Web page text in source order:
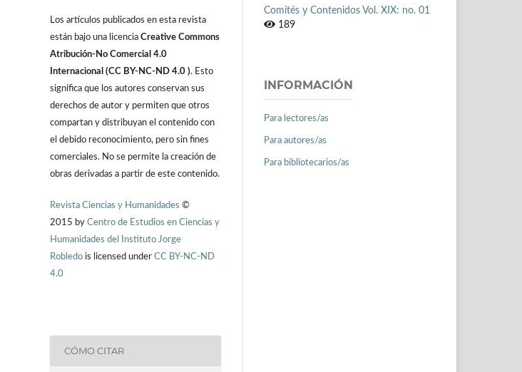
Los artículos publicados en esta revista
están bajo una licencia Creative Commons
Atribución-No Comercial 4.0
Internacional (CC BY-NC-ND 4.0 ). Esto
significa que los autores conservan sus
derechos de autor y permiten que otros
compartan y distribuyan el contenido con
el debido reconocimiento, pero sin fines
comerciales. No se permite la creación de
obras derivadas a partir de este contenido.
Revista Ciencias y Humanidades ©
2015 by Centro de Estudios en Ciencias y
Humanidades del Instituto Jorge
Robledo is licensed under CC BY-NC-ND
4.0
CÓMO CITAR
Comités y Contenidos Vol. XIX: no. 01
189
INFORMACIÓN
Para lectores/as
Para autores/as
Para bibliotecarios/as